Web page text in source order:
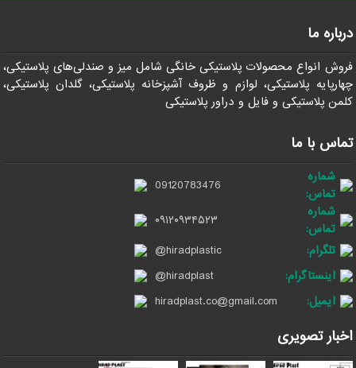
درباره ما
فروش انواع محصولات پلاستیکی خانگی شامل میز و صندلی‌های پلاستیکی،
چهارپایه پلاستیکی، لوازم و ظروف آشپزخانه پلاستیکی، گلدان پلاستیکی،
کلمن پلاستیکی و فایل و دراور پلاستیکی
تماس با ما
شماره
تماس:
09120783476
شماره
تماس:
۰۹۱۲۰۹۳۴۵۲۳
تلگرام:
@hiradplastic
اینستاگرام:
@hiradplast
ایمیل:
hiradplast.co@gmail.com
اخبار تصویری